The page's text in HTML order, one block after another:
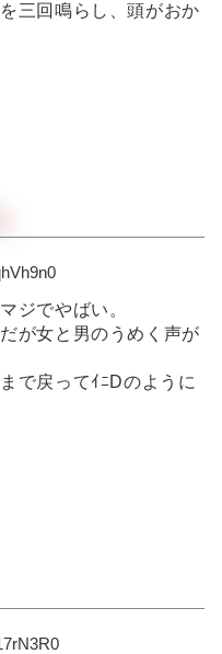
三回鳴らし、頭がおか
ジでやばい。
が女と男のうめく声が
で戻ってｲﾆDのように